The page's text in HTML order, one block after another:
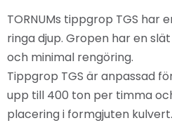
TORNUMs tippgrop TGS har
ringa djup. Gropen har en
och minimal rengöring.
Tippgrop TGS är anpassad
upp till 400 ton per timma
placering i formgjuten kulvert.